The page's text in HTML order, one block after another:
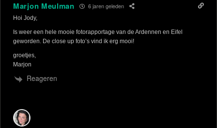
Marjon Meulman 6 jaren geleden
Hoi Jody,
Is weer een hele mooie fotorapportage van de Ardennen en Eifel
geworden. De close up foto’s vind ik erg mooi!
groetjes,
Marjon
Reageren